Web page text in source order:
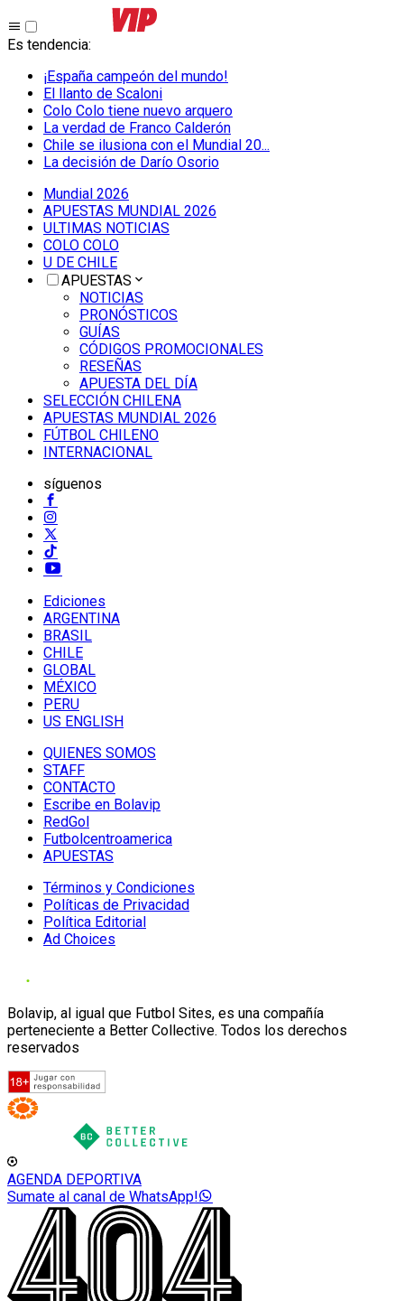
Es tendencia:
¡España campeón del mundo!
El llanto de Scaloni
Colo Colo tiene nuevo arquero
La verdad de Franco Calderón
Chile se ilusiona con el Mundial 20...
La decisión de Darío Osorio
Mundial 2026
APUESTAS MUNDIAL 2026
ULTIMAS NOTICIAS
COLO COLO
U DE CHILE
APUESTAS
NOTICIAS
PRONÓSTICOS
GUÍAS
CÓDIGOS PROMOCIONALES
RESEÑAS
APUESTA DEL DÍA
SELECCIÓN CHILENA
APUESTAS MUNDIAL 2026
FÚTBOL CHILENO
INTERNACIONAL
síguenos
Ediciones
ARGENTINA
BRASIL
CHILE
GLOBAL
MÉXICO
PERU
US ENGLISH
QUIENES SOMOS
STAFF
CONTACTO
Escribe en Bolavip
RedGol
Futbolcentroamerica
APUESTAS
Términos y Condiciones
Políticas de Privacidad
Política Editorial
Ad Choices
Bolavip, al igual que Futbol Sites, es una compañía
perteneciente a Better Collective. Todos los derechos
reservados
AGENDA DEPORTIVA
Sumate al canal de WhatsApp!